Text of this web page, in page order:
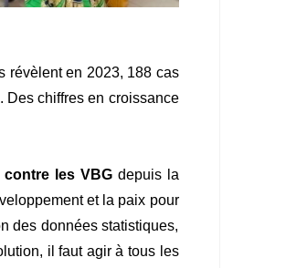
révèlent en 2023, 188 cas
Des chiffres en croissance
contre les VBGdepuis la
et la paix pour
des données statistiques,
il faut agir à tous les